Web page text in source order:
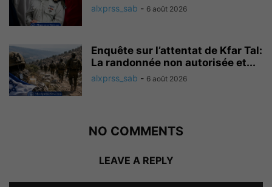
alxprss_sab - 6 août 2026
Enquête sur l’attentat de Kfar Tal:
La randonnée non autorisée et...
alxprss_sab - 6 août 2026
NO COMMENTS
LEAVE A REPLY